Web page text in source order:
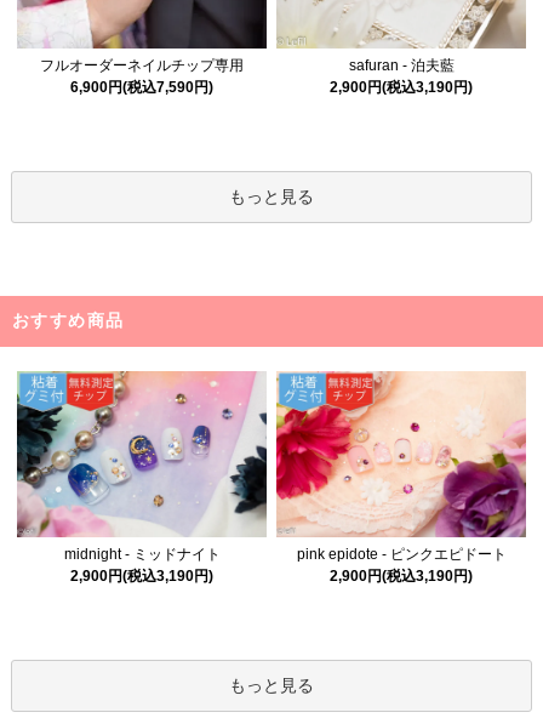
フルオーダーネイルチップ専用
6,900円(税込7,590円)
safuran - 泊夫藍
2,900円(税込3,190円)
もっと見る
おすすめ商品
midnight - ミッドナイト
2,900円(税込3,190円)
pink epidote - ピンクエピドート
2,900円(税込3,190円)
もっと見る